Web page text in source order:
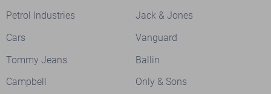
Petrol Industries
Jack & Jones
Cars
Vanguard
Tommy Jeans
Ballin
Campbell
Only & Sons